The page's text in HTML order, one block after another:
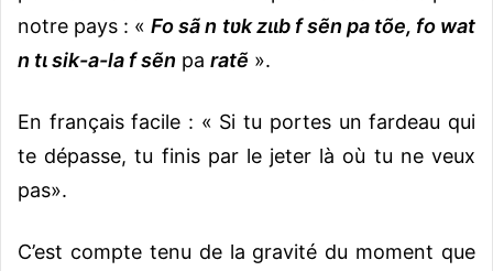
notre pays : «Fo sã n tʋk zɩɩb f sẽn pa tõe, fo wat
n tɩ sik-a-la f sẽn pa ratẽ ».
En français facile : « Si tu portes un fardeau qui
te dépasse, tu finis par le jeter là où tu ne veux
pas».
C’est compte tenu de la gravité du moment que